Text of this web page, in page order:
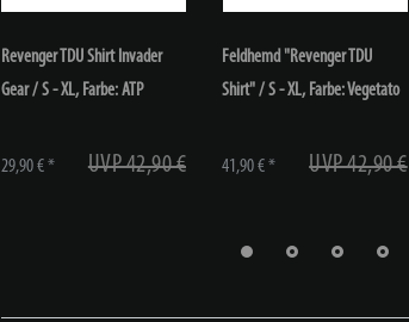
Revenger TDU Shirt Invader
Gear / S - XL, Farbe: ATP
UVP 42,90 €
29,90 € *
Feldhemd "Revenger TDU
Shirt" / S - XL, Farbe: Vegetato
UVP 42,90 €
41,90 € *